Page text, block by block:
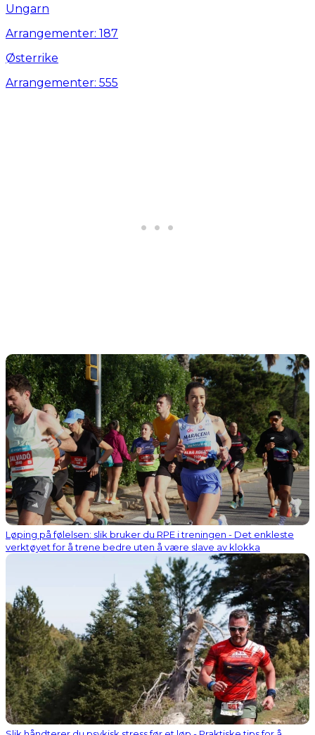
Ungarn
Arrangementer: 187
Østerrike
Arrangementer: 555
Løping på følelsen: slik bruker du RPE i treningen - Det enkleste
verktøyet for å trene bedre uten å være slave av klokka